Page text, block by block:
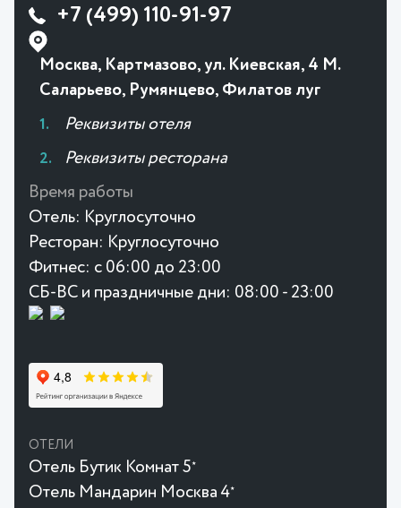
+7 (499) 110-91-97
Москва, Картмазово, ул. Киевская, 4 М.
Саларьево, Румянцево, Филатов луг
Реквизиты отеля
Реквизиты ресторана
Время работы
Отель: Круглосуточно
Ресторан: Круглосуточно
Фитнес: с 06:00 до 23:00
СБ-ВС и праздничные дни: 08:00 - 23:00
ОТЕЛИ
Отель Бутик Комнат 5★
Отель Мандарин Москва 4★